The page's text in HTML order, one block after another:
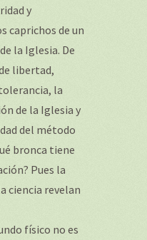
y
caprichos de un
la Iglesia. De
libertad,
la
de la Iglesia y
del método
bronca tiene
Pues la
ciencia revelan
físico no es